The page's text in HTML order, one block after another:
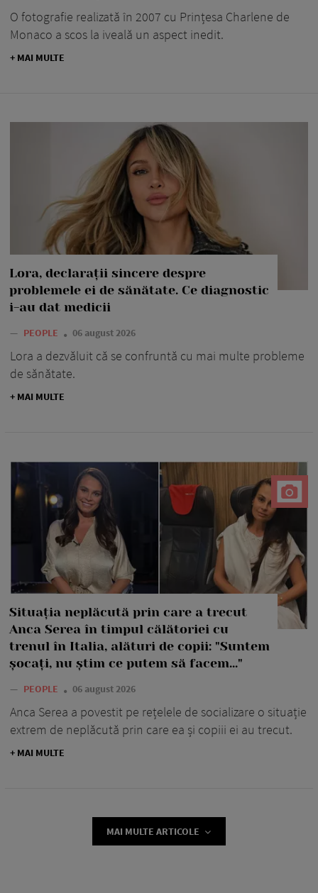
O fotografie realizată în 2007 cu Prințesa Charlene de
Monaco a scos la iveală un aspect inedit.
+ MAI MULTE
Lora, declarații sincere despre
problemele ei de sănătate. Ce diagnostic
i-au dat medicii
— PEOPLE 06 august 2026
Lora a dezvăluit că se confruntă cu mai multe probleme
de sănătate.
+ MAI MULTE
Situația neplăcută prin care a trecut
Anca Serea în timpul călătoriei cu
trenul în Italia, alături de copii: "Suntem
șocați, nu știm ce putem să facem..."
— PEOPLE 06 august 2026
Anca Serea a povestit pe rețelele de socializare o situație
extrem de neplăcută prin care ea și copiii ei au trecut.
+ MAI MULTE
MAI MULTE ARTICOLE